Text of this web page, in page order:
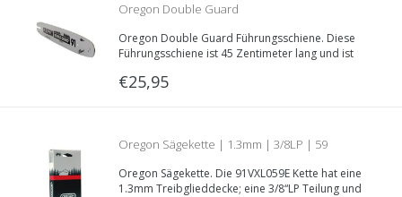
Oregon Double Guard
Schwert/Führungsschiene | 45cm | 1.3mm |
3/8LP | 180SDEA041
Oregon Double Guard Führungsschiene. Diese
Führungsschiene ist 45 Zentimeter lang und ist
Treibglieddecke: 1.3mm, Teilung: 3/8“LP.
€25,95
Oregon Sägekette | 1.3mm | 3/8LP | 59
Treibglieder | Teilnummer. 91VXL059E
Oregon Sägekette. Die 91VXL059E Kette hat eine
1.3mm Treibglieddecke; eine 3/8“LP Teilung und